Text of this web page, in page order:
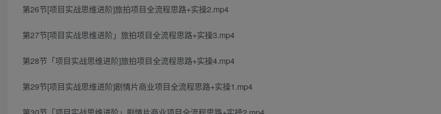
第26节[项目实战思维进阶]旅拍项目全流程思路+实操2.mp4
第27节[项目实战思维进阶」旅拍项目全流程思路+实操3.mp4
第28节「项目实战思维进阶]旅拍项目全流程思路+实操4.mp4
第29节[项目实战思维进阶]剧情片商业项目全流程思路+实操1.mp4